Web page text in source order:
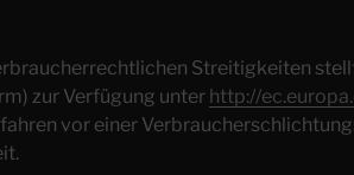
Streitigkeiten
zur Verfügung unter http://
vor einer